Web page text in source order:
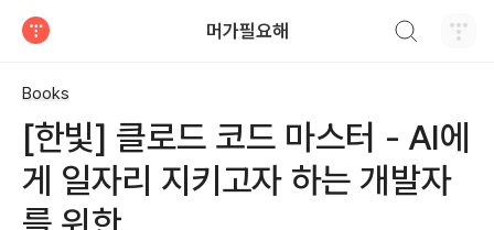
머가필요해
Books
[한빛] 클로드 코드 마스터 - AI에
게 일자리 지키고자 하는 개발자